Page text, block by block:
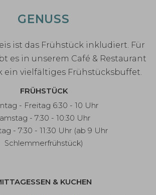
GENUSS
ist das Frühstück inkludiert. Für
es in unserem Café & Restaurant
ein vielfältiges Frühstücksbuffet.
FRÜHSTÜCK
- Freitag 6:30 - 10 Uhr
- 7:30 - 10:30 Uhr
- 7:30 - 11:30 Uhr (ab 9 Uhr
Schlemmerfrühstück)
& KUCHEN